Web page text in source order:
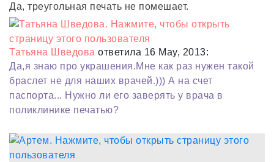
Да, треугольная печать не помешает.
Татьяна Шведова ответила 16 May, 2013:
Да,я знаю про украшения.Мне как раз нужен такой
браслет не для наших врачей.))) А на счет
паспорта... Нужно ли его заверять у врача в
поликлинике печатью?